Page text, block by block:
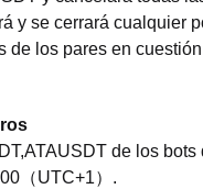
y se cerrará cualquier
de los pares en
de los bots
（UTC+1）.